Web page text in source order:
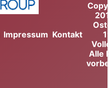
Impressum Kontakt
Alle